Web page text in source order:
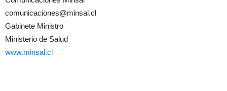
comunicaciones@minsal.cl
Gabinete Ministro
Ministerio de Salud
www.minsal.cl